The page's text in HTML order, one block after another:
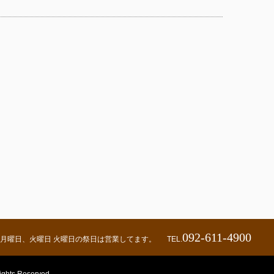
日、火曜日 火曜日の祭日は営業してます。 TEL.092-611-4900